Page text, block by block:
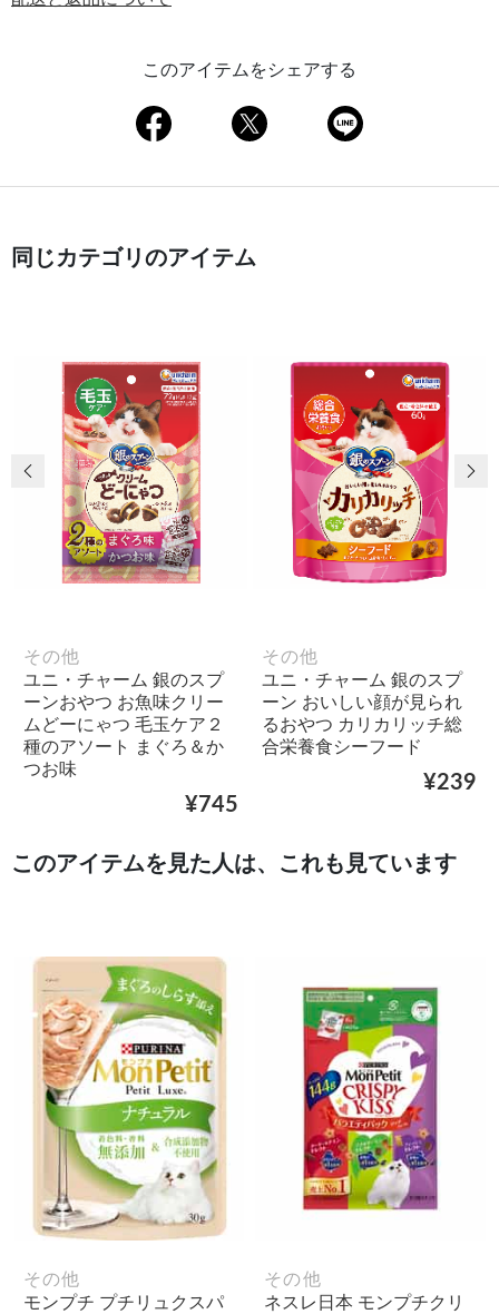
このアイテムをシェアする
同じカテゴリのアイテム
その他
ユニ・チャーム 銀のスプ
ーンおやつ お魚味クリー
ムどーにゃつ 毛玉ケア２
種のアソート まぐろ＆か
つお味
¥745
その他
ユニ・チャーム 銀のスプ
ーン おいしい顔が見られ
るおやつ カリカリッチ総
合栄養食シーフード
¥239
前の画像 次
このアイテムを見た人は、これも見ています
その他
モンプチ プチリュクスパ
その他
ネスレ日本 モンプチクリ